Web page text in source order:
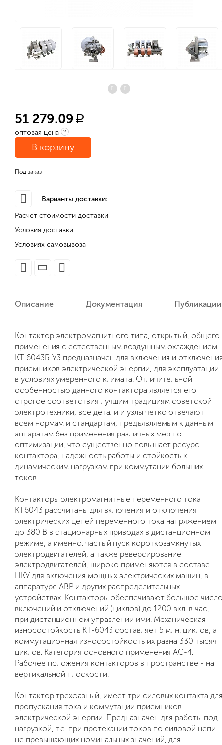
51 279.09 a
оптовая цена ?
В корзину
Под заказ
Варианты доставки:
Расчет стоимости доставки
Условия доставки
Условиях самовывоза
Описание Документация Публикации
Контактор электромагнитного типа, открытый, общего
применения с естественным воздушным охлаждением
КТ 6043Б-У3 предназначен для включения и
приемников электрической энергии, для эксплуатации
в условиях умеренного климата. Отличительной
особенностью данного контактора является его
строгое соответствия лучшим традициям советской
электротехники, все детали и узлы четко отвечают
всем нормам и стандартам, предъявляемым к данным
аппаратам без применения различных мер по
оптимизации, что существенно повышает ресурс
контактора, надежность работы и стойкость к
динамическим нагрузкам при коммутации больших
токов.
Контакторы электромагнитные переменного тока
КТ6043 рассчитаны для включения и отключения
электрических цепей переменного тока напряжением
до 380 В в стационарных приводах в дистанционном
режиме, а именно: частый пуск короткозамкнутых
электродвигателей, а также реверсирование
электродвигателей, широко применяются в составе
НКУ для включения мощных электрических машин, в
аппаратуре АВР и других распределительных
устройствах. Контакторы обеспечивают большое число
включений и отключений (циклов) до 1200 вкл. в час,
при дистанционном управлении ими. Механическая
износостойкость КТ-6043 составляет 5 млн. циклов, а
коммутационная износостойкость их равна 330 тысяч
циклов. Категория основного применения АС-4.
Рабочее положения контакторов в пространстве - на
вертикальной плоскости.
Контактор трехфазный, имеет три силовых контакта для
пропускания тока и коммутации приемников
электрической энергии. Предназначен для работы под
нагрузкой, т.е. при протекании токов по силовой цепи
не превышающих номинальных значений, для